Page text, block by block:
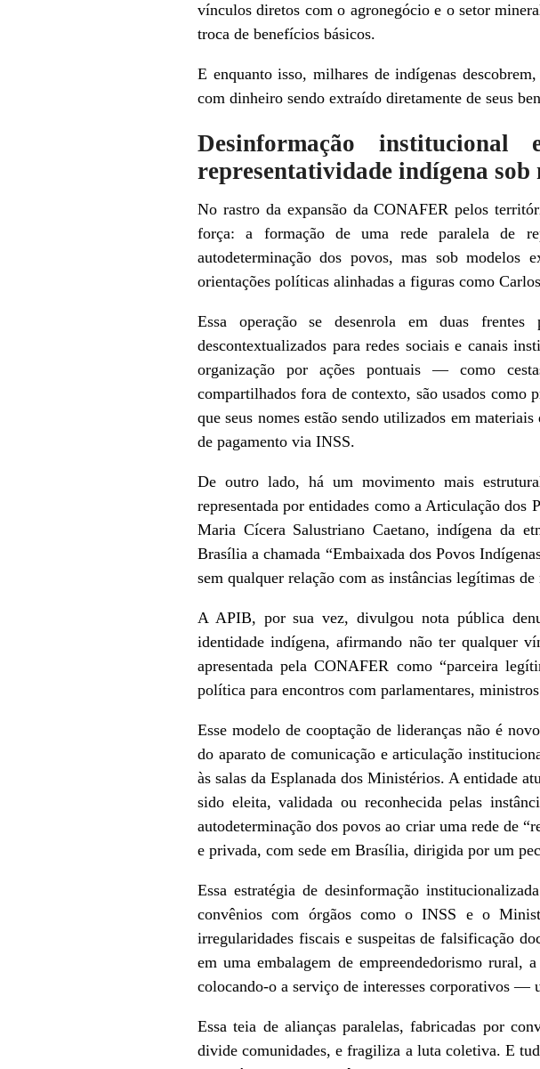
vínculos diretos com o agronegócio e o setor
troca de benefícios básicos.
E enquanto isso, milhares de indígenas
com dinheiro sendo extraído diretamente de seus
Desinformação
representatividade indígena sob
No rastro da expansão da CONAFER pelos
força: a formação de uma rede paralela de
autodeterminação dos povos, mas sob modelos
orientações políticas alinhadas a figuras como
Essa operação se desenrola em duas
descontextualizados para redes sociais e canais
organização por ações pontuais — como
compartilhados fora de contexto, são usados como
que seus nomes estão sendo utilizados em
de pagamento via INSS.
De outro lado, há um movimento mais
representada por entidades como a Articulação
Maria Cícera Salustriano Caetano, indígena da
Brasília a chamada “Embaixada dos Povos
sem qualquer relação com as instâncias legítimas de
A APIB, por sua vez, divulgou nota pública
identidade indígena, afirmando não ter qualquer
apresentada pela CONAFER como “parceira
política para encontros com parlamentares,
Esse modelo de cooptação de lideranças não é
do aparato de comunicação e articulação
às salas da Esplanada dos Ministérios. A entidade
sido eleita, validada ou reconhecida pelas
autodeterminação dos povos ao criar uma rede de
e privada, com sede em Brasília, dirigida por um
Essa estratégia de desinformação
convênios com órgãos como o INSS e o
irregularidades fiscais e suspeitas de falsificação
em uma embalagem de empreendedorismo rural,
colocando-o a serviço de interesses corporativos
Essa teia de alianças paralelas, fabricadas por
divide comunidades, e fragiliza a luta coletiva. E